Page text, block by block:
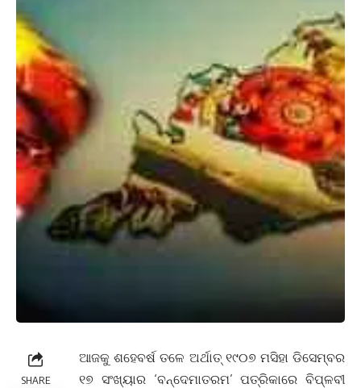
SHARE
ଆଜକୁ ଶହେବର୍ଷ ତଳେ ଅର୍ଥାତ୍ ୧୯୦୭ ମସିହା ଡିସେମ୍ବର
୧୭ ସଂଖ୍ୟାର ‘ବନ୍ଦେମାତରମ’ ପତ୍ରିକାରେ ବିପ୍ଳବୀ